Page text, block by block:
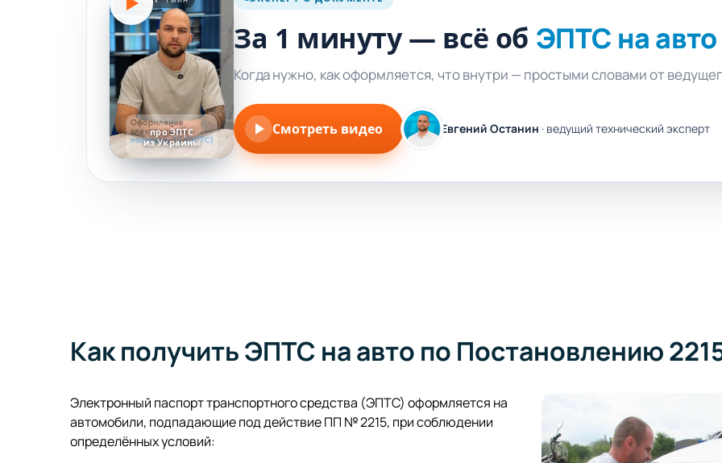
про ЭПТС
из Украины
За 1 минуту — всё об ЭПТС на
Когда нужно, как оформляется, что внутри — простыми словами от
Смотреть видео Евгений Останин · ведущий технический эксперт
Как получить ЭПТС на авто по Постановлению
Электронный паспорт транспортного средства (ЭПТС) оформляется на
автомобили, подпадающие под действие ПП № 2215, при соблюдении
определённых условий: